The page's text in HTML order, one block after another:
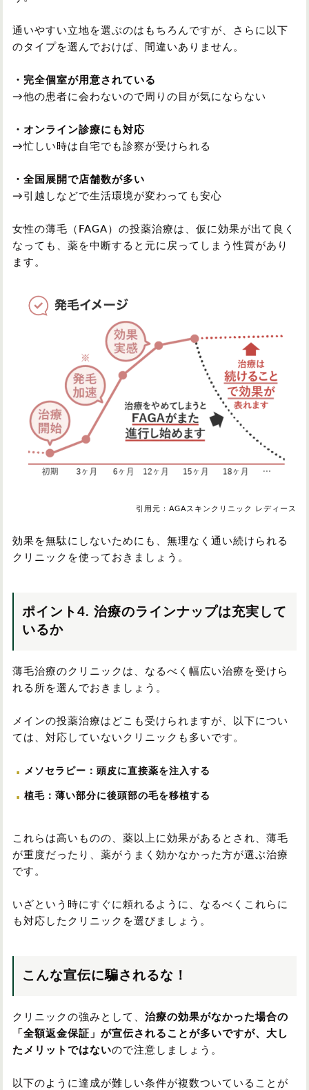
通いやすい立地を選ぶのはもちろんですが、さらに以下
のタイプを選んでおけば、間違いありません。
・完全個室が用意されている
→他の患者に会わないので周りの目が気にならない
・オンライン診療にも対応
→忙しい時は自宅でも診察が受けられる
・全国展開で店舗数が多い
→引越しなどで生活環境が変わっても安心
女性の薄毛（FAGA）の投薬治療は、仮に効果が出て良く
なっても、薬を中断すると元に戻ってしまう性質があり
ます。
引用元：AGAスキンクリニック レディース
効果を無駄にしないためにも、無理なく通い続けられる
クリニックを使っておきましょう。
ポイント4. 治療のラインナップは充実して
いるか
薄毛治療のクリニックは、なるべく幅広い治療を受けら
れる所を選んでおきましょう。
メインの投薬治療はどこも受けられますが、以下につい
ては、対応していないクリニックも多いです。
メソセラピー：頭皮に直接薬を注入する
植毛：薄い部分に後頭部の毛を移植する
これらは高いものの、薬以上に効果があるとされ、薄毛
が重度だったり、薬がうまく効かなかった方が選ぶ治療
です。
いざという時にすぐに頼れるように、なるべくこれらに
も対応したクリニックを選びましょう。
こんな宣伝に騙されるな！
クリニックの強みとして、 治療の効果がなかった場合の
「全額返金保証」が宣伝されることが多いですが、大し
たメリットではないので注意しましょう。
以下のように達成が難しい条件が複数ついていることが